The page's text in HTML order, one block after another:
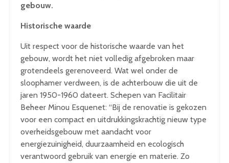
gebouw.
Historische waarde
Uit respect voor de historische waarde van het
gebouw, wordt het niet volledig afgebroken maar
grotendeels gerenoveerd. Wat wel onder de
sloophamer verdween, is de achterbouw die uit de
jaren 1950-1960 dateert. Schepen van Facilitair
Beheer Minou Esquenet: “Bij de renovatie is gekozen
voor een compact en uitdrukkingskrachtig nieuw type
overheidsgebouw met aandacht voor
energiezuinigheid, duurzaamheid en ecologisch
verantwoord gebruik van energie en materie. Zo